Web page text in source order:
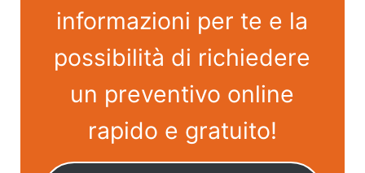
informazioni per te e la
possibilità di richiedere
un preventivo online
rapido e gratuito!